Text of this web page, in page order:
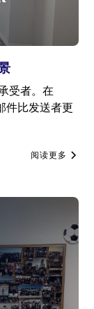
受者。在
比发送者更
阅读更多